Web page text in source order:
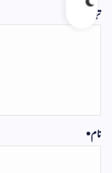
تبصرہ
نام*